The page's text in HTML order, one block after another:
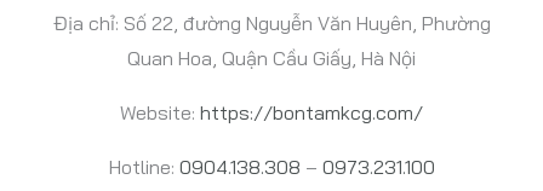
Địa chỉ: Số 22, đường Nguyễn Văn Huyên, Phường
Quan Hoa, Quận Cầu Giấy, Hà Nội
Website: https://bontamkcg.com/
Hotline: 0904.138.308 – 0973.231.100